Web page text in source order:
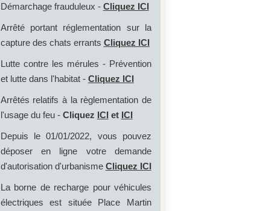
Démarchage frauduleux - Cliquez ICI
Arrêté portant réglementation sur la
capture des chats errants Cliquez ICI
Lutte contre les mérules - Prévention
et lutte dans l'habitat - Cliquez ICI
Arrêtés relatifs à la règlementation de
l'usage du feu - Cliquez ICIet ICI
Depuis le 01/01/2022, vous pouvez
déposer en ligne votre demande
d'autorisation d'urbanisme Cliquez ICI
La borne de recharge pour véhicules
électriques est située Place Martin